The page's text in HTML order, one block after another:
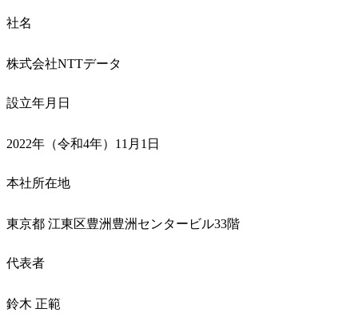
社名
株式会社NTTデータ
設立年月日
2022年（令和4年）11月1日
本社所在地
東京都 江東区豊洲豊洲センタービル33階
代表者
鈴木 正範